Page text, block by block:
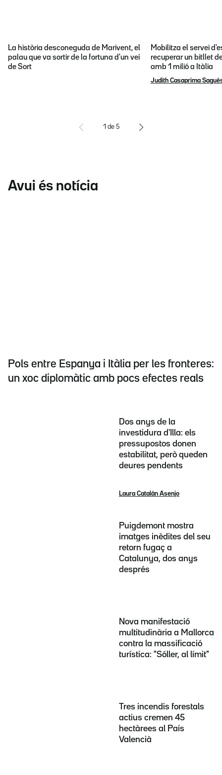
La història desconeguda de Marivent, el
palau que va sortir de la fortuna d'un veí
de Sort
Mobilitza el servei
recuperar un bitllet
amb 1 milió a Itàlia
Judith Casaprima
1 de 5
Avui és notícia
Pols entre Espanya i Itàlia per les fronteres:
un xoc diplomàtic amb pocs efectes reals
Dos anys de la
investidura d'Illa: els
pressupostos donen
estabilitat, però queden
deures pendents
Laura Catalán Asenjo
Puigdemont mostra
imatges inèdites del seu
retorn fugaç a
Catalunya, dos anys
després
Nova manifestació
multitudinària a Mallorca
contra la massificació
turística: "Sóller, al límit"
Tres incendis forestals
actius cremen 45
hectàrees al País
Valencià